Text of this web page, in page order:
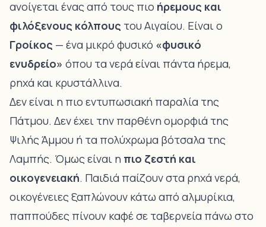
ανοίγεται ένας από τους πιο ήρεμους και
φιλόξενους κόλπους του Αιγαίου. Είναι ο
Γροίκος — ένα μικρό φυσικό «φυσικό
ενυδρείο» όπου τα νερά είναι πάντα ήρεμα,
ρηχά και κρυστάλλινα.
Δεν είναι η πιο εντυπωσιακή παραλία της
Πάτμου. Δεν έχει την παρθένη ομορφιά της
Ψιλής Άμμου ή τα πολύχρωμα βότσαλα της
Λαμπής. Όμως είναι η πιο ζεστή και
οικογενειακή. Παιδιά παίζουν στα ρηχά νερά,
οικογένειες ξαπλώνουν κάτω από αλμυρίκια,
παππούδες πίνουν καφέ σε ταβερνεία πάνω στο